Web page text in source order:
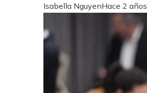
Isabella NguyenHace 2 años